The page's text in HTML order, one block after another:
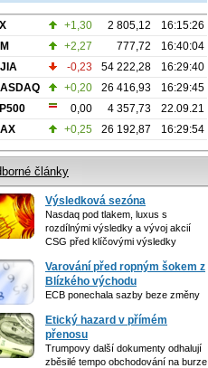
+1,30 2 805,12
16:15:26
+2,27 777,72
16:40:04
-0,23 54 222,28
16:29:40
+0,20 26 416,93
16:29:45
0,00 4 357,73
22.09.21
+0,25 26 192,87 16:29:54
články
Výsledková sezóna
Nasdaq pod tlakem, luxus s
rozdílnými výsledky a vývoj akcií
CSG před klíčovými výsledky
Varování před ropným šokem z
Blízkého východu
ECB ponechala sazby beze změny
Etický hazard v přímém
přenosu
Trumpovy další dokumenty odhalují
zběsilé tempo obchodování na burze